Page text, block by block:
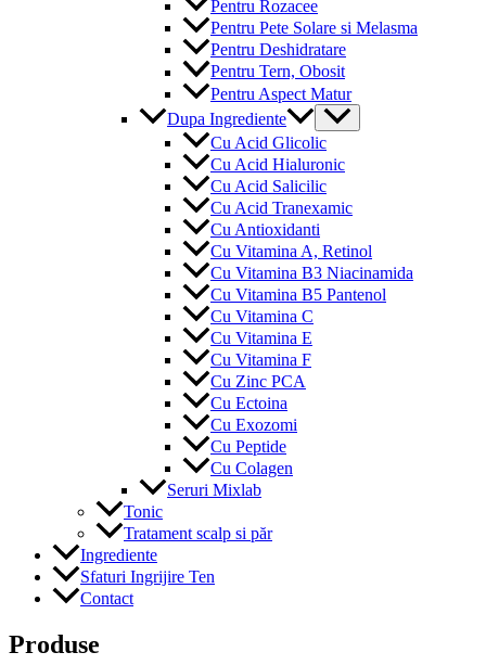
Pentru Rozacee
Pentru Pete Solare si Melasma
Pentru Deshidratare
Pentru Tern, Obosit
Pentru Aspect Matur
Dupa Ingrediente
Menu
Toggle
Cu Acid Glicolic
Cu Acid Hialuronic
Cu Acid Salicilic
Cu Acid Tranexamic
Cu Antioxidanti
Cu Vitamina A, Retinol
Cu Vitamina B3 Niacinamida
Cu Vitamina B5 Pantenol
Cu Vitamina C
Cu Vitamina E
Cu Vitamina F
Cu Zinc PCA
Cu Ectoina
Cu Exozomi
Cu Peptide
Cu Colagen
Seruri Mixlab
Tonic
Tratament scalp si păr
Ingrediente
Sfaturi Ingrijire Ten
Contact
Produse